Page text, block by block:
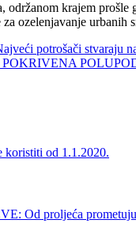
održanom krajem
ozelenjavanje urbanih
potrošači stvaraju
od 1.1.2020.
Od proljeća